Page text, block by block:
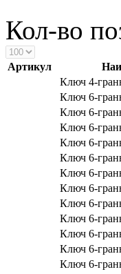
Кол-во
Артикул
Ключ 4-
Ключ 6-
Ключ 6-
Ключ 6-
Ключ 6-
Ключ 6-
Ключ 6-
Ключ 6-
Ключ 6-
Ключ 6-
Ключ 6-
Ключ 6-
Ключ 6-